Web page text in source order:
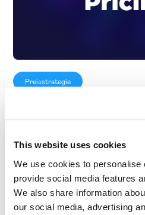
This website uses cookies
We use cookies to personalise
provide social media features
We also share information
our social media, advertising
Preisstrategie